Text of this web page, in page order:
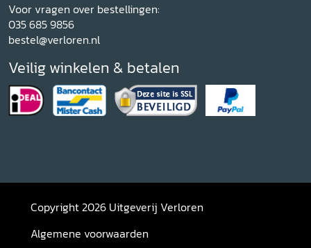
Voor vragen over bestellingen:
035 685 9856
bestel@verloren.nl
Veilig winkelen & betalen
Copyright 2026 Uitgeverij Verloren
Algemene voorwaarden